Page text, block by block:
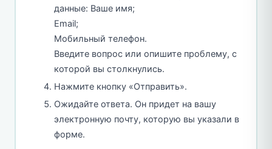
данные: Ваше имя;
Email;
Мобильный телефон.
Введите вопрос или опишите проблему, с
которой вы столкнулись.
Нажмите кнопку «Отправить».
Ожидайте ответа. Он придет на вашу
электронную почту, которую вы указали в
форме.